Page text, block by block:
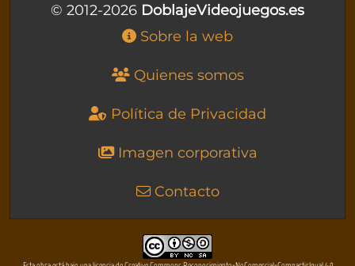
© 2012-2026 DoblajeVideojuegos.es
Sobre la web
Quienes somos
Política de Privacidad
Imagen corporativa
Contacto